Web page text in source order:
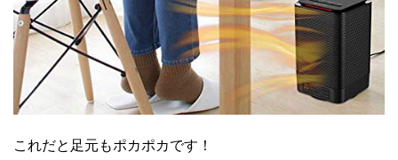
これだと足元もポカポカです！